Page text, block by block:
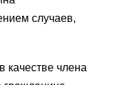
случаев,
качестве члена